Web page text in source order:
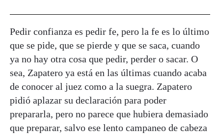
Pedir confianza es pedir fe, pero la fe es lo último
que se pide, que se pierde y que se saca, cuando
ya no hay otra cosa que pedir, perder o sacar. O
sea, Zapatero ya está en las últimas cuando acaba
de conocer al juez como a la suegra. Zapatero
pidió aplazar su declaración para poder
prepararla, pero no parece que hubiera demasiado
que preparar, salvo ese lento campaneo de cabeza